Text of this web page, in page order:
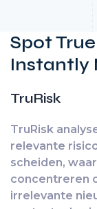
Spot True
Instantly
TruRisk
TruRisk
relevante
scheiden,
concentreren
irrelevante